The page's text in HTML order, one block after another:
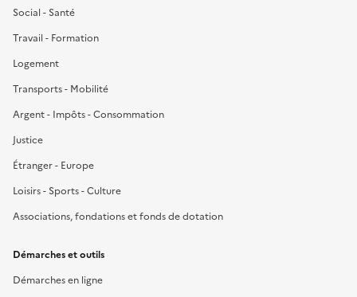
Social - Santé
Travail - Formation
Logement
Transports - Mobilité
Argent - Impôts - Consommation
Justice
Étranger - Europe
Loisirs - Sports - Culture
Associations, fondations et fonds de dotation
Démarches et outils
Démarches en ligne